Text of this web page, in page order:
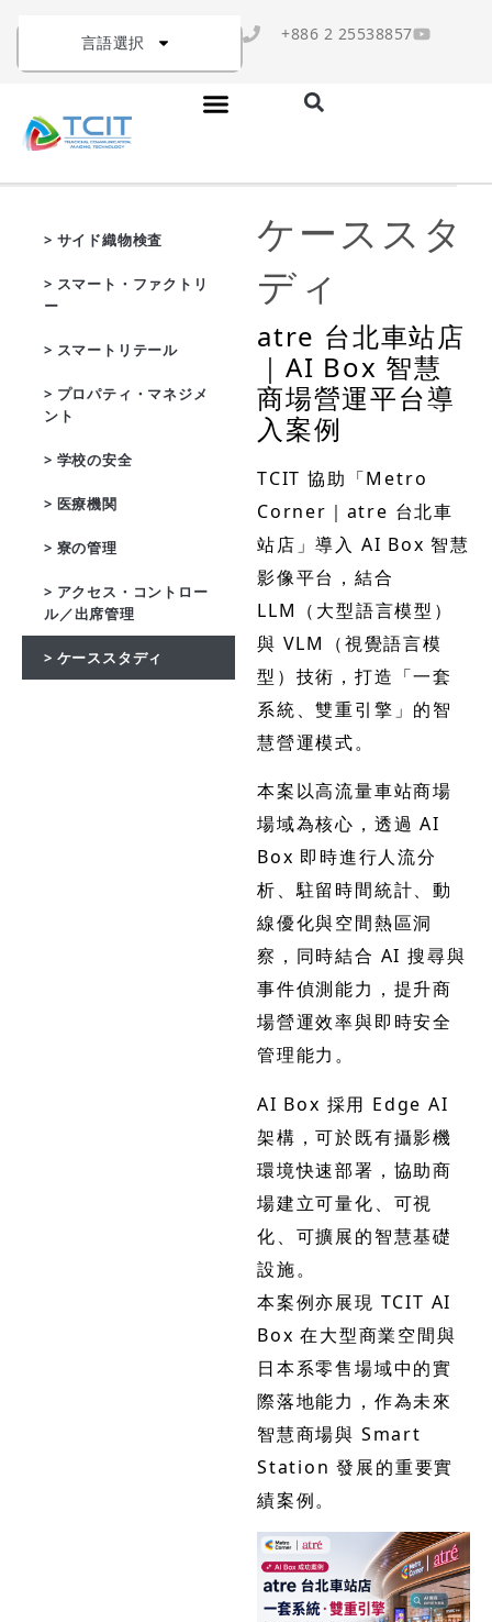
言語選択 +886 2 25538857
> サイド織物検査
> スマート・ファクトリ
ー
> スマートリテール
> プロパティ・マネジメ
ント
> 学校の安全
> 医療機関
> 寮の管理
> アクセス・コントロー
ル／出席管理
> ケーススタディ
ケーススタ
ディ
atre 台北車站店
｜AI Box 智慧
商場營運平台導
入案例
TCIT 協助「Metro
Corner｜atre 台北車
站店」導入 AI Box 智慧
影像平台，結合
LLM（大型語言模型）
與 VLM（視覺語言模
型）技術，打造「一套
系統、雙重引擎」的智
慧營運模式。
本案以高流量車站商場
場域為核心，透過 AI
Box 即時進行人流分
析、駐留時間統計、動
線優化與空間熱區洞
察，同時結合 AI 搜尋與
事件偵測能力，提升商
場營運效率與即時安全
管理能力。
AI Box 採用 Edge AI
架構，可於既有攝影機
環境快速部署，協助商
場建立可量化、可視
化、可擴展的智慧基礎
設施。
本案例亦展現 TCIT AI
Box 在大型商業空間與
日本系零售場域中的實
際落地能力，作為未來
智慧商場與 Smart
Station 發展的重要實
績案例。